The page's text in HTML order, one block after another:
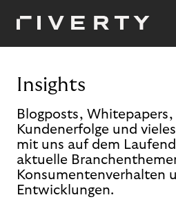
Insights
Blogposts, Whitepapers,
Kundenerfolge und
mit uns auf dem
aktuelle
Konsumentenverhalten
Entwicklungen.